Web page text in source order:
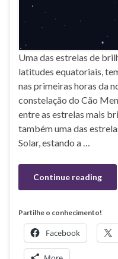
Uma das estrelas de
latitudes equatoriais,
nas primeiras horas da
constelação do Cão
entre as estrelas mais
também uma das
Solar, estando a …
Continue reading
Partilhe o conhecimento!
Facebook